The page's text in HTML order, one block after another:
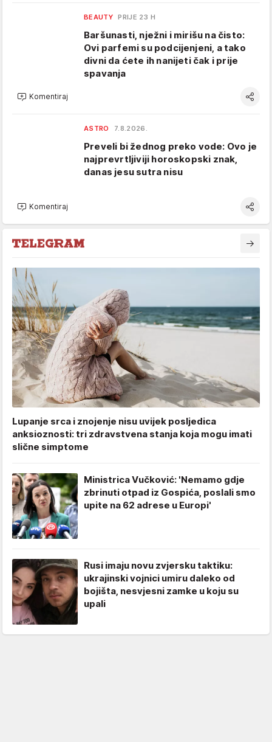
BEAUTY PRIJE 23 H
Baršunasti, nježni i mirišu na čisto:
Ovi parfemi su podcijenjeni, a tako
divni da ćete ih nanijeti čak i prije
spavanja
Komentiraj
ASTRO 7.8.2026.
Preveli bi žednog preko vode: Ovo je
najprevrtljiviji horoskopski znak,
danas jesu sutra nisu
Komentiraj
Lupanje srca i znojenje nisu uvijek posljedica
anksioznosti: tri zdravstvena stanja koja mogu imati
slične simptome
Ministrica Vučković: 'Nemamo gdje
zbrinuti otpad iz Gospića, poslali smo
upite na 62 adrese u Europi'
Rusi imaju novu zvjersku taktiku:
ukrajinski vojnici umiru daleko od
bojišta, nesvjesni zamke u koju su
upali